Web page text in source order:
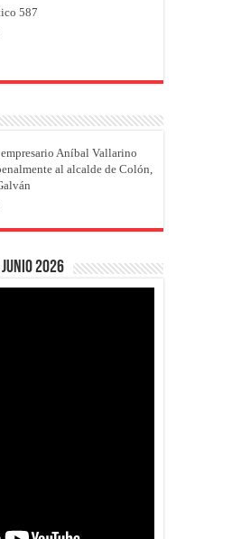
587
Aníbal Vallarino
al alcalde de Colón,
2026